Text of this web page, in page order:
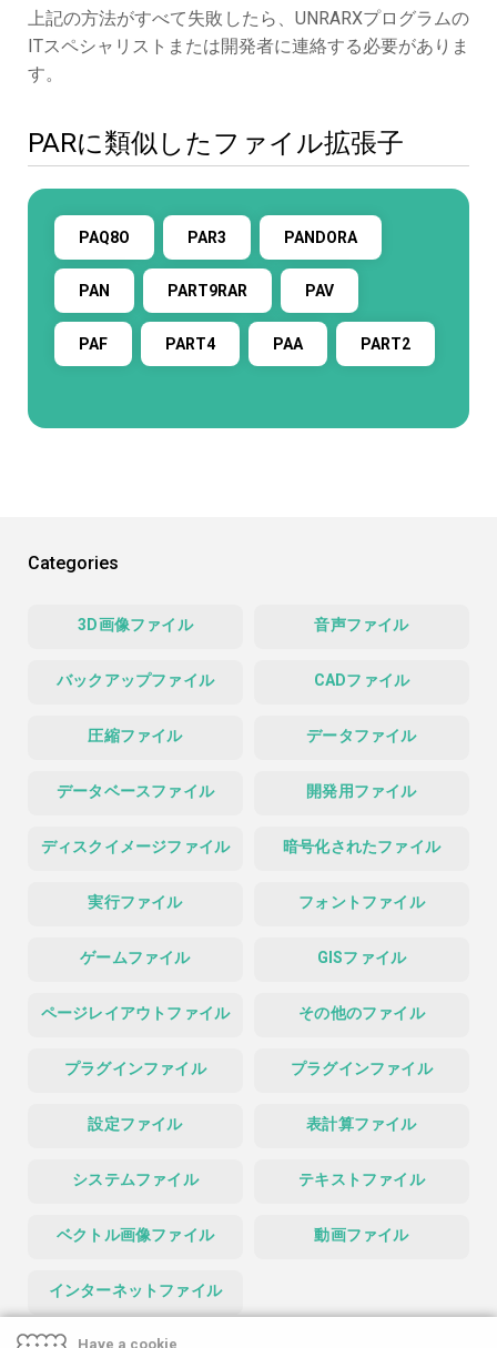
上記の方法がすべて失敗したら、UNRARXプログラムの
ITスペシャリストまたは開発者に連絡する必要がありま
す。
PARに類似したファイル拡張子
PAQ8O PAR3 PANDORA
PAN PART9RAR PAV
PAF PART4 PAA PART2
Categories
3D画像ファイル 音声ファイル
バックアップファイル CADファイル
圧縮ファイル データファイル
データベースファイル 開発用ファイル
ディスクイメージファイル 暗号化されたファイル
実行ファイル フォントファイル
ゲームファイル GISファイル
ページレイアウトファイル その他のファイル
プラグインファイル プラグインファイル
設定ファイル 表計算ファイル
システムファイル テキストファイル
ベクトル画像ファイル 動画ファイル
インターネットファイル
Have a cookie